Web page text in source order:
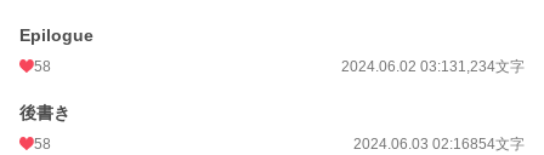
Epilogue
58 2024.06.02 03:131,234文字
後書き
58 2024.06.03 02:16854文字